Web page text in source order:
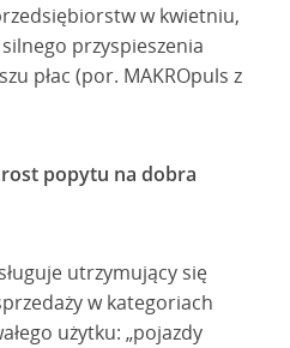
w kwietniu,
przyspieszenia
płac (por. MAKROpuls z
popytu na dobra
utrzymujący się
w kategoriach
użytku: „pojazdy